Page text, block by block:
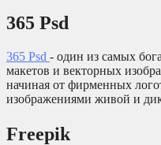
365 Psd
365 Psd - один из самых
макетов и векторных
начиная от фирменных
изображениями живой и
Freepik